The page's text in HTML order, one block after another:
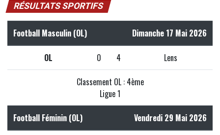
RÉSULTATS SPORTIFS
Football Masculin (OL) Dimanche 17 Mai 2026
OL 0 4 Lens
Classement OL : 4ème
Ligue 1
Football Féminin (OL) Vendredi 29 Mai 2026